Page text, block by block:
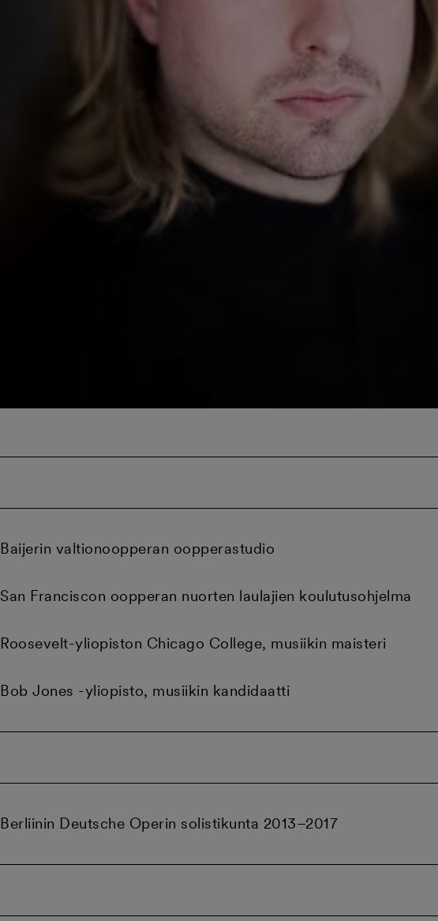
Baijerin valtionoopperan oopperastudio
San Franciscon oopperan nuorten laulajien koulutusohjelma
Roosevelt-yliopiston Chicago College, musiikin maisteri
Bob Jones -yliopisto, musiikin kandidaatti
Berliinin Deutsche Operin solistikunta 2013–2017